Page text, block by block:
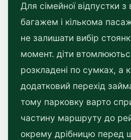
Для сімейної відпустки
багажем і кількома
не залишати вибір
момент. діти
розкладені по сумках, а
додатковий перехід
тому парковку варто
частину маршруту до
окрему дрібницю перед